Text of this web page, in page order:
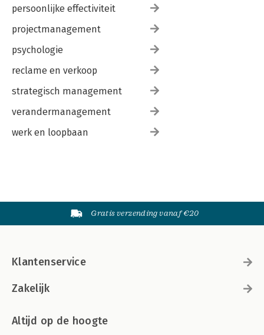
persoonlijke effectiviteit
projectmanagement
psychologie
reclame en verkoop
strategisch management
verandermanagement
werk en loopbaan
Gratis verzending vanaf €20
Klantenservice
Zakelijk
Altijd op de hoogte